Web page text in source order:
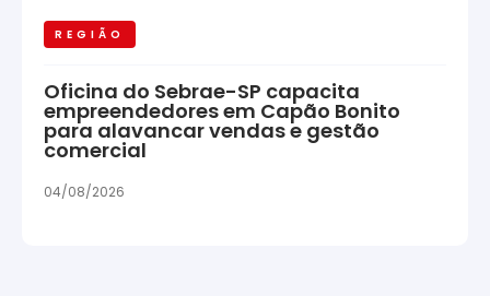
REGIÃO
Oficina do Sebrae-SP capacita
empreendedores em Capão Bonito
para alavancar vendas e gestão
comercial
04/08/2026